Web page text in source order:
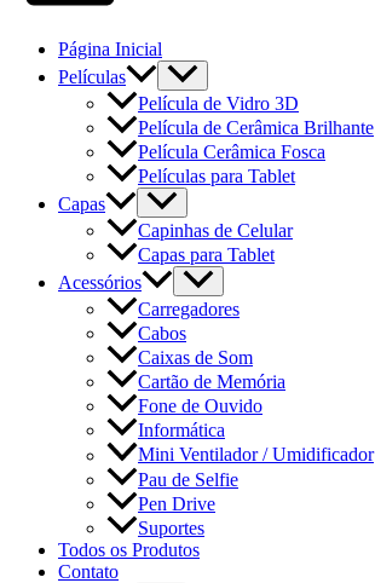
Página Inicial
Películas
Película de Vidro 3D
Película de Cerâmica Brilhante
Película Cerâmica Fosca
Películas para Tablet
Capas
Capinhas de Celular
Capas para Tablet
Acessórios
Carregadores
Cabos
Caixas de Som
Cartão de Memória
Fone de Ouvido
Informática
Mini Ventilador / Umidificador
Pau de Selfie
Pen Drive
Suportes
Todos os Produtos
Contato